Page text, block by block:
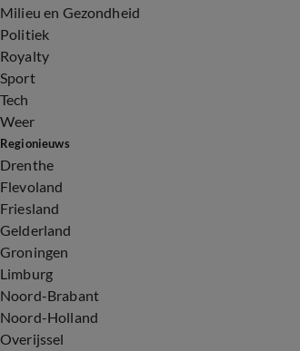
Milieu en Gezondheid
Politiek
Royalty
Sport
Tech
Weer
Regionieuws
Drenthe
Flevoland
Friesland
Gelderland
Groningen
Limburg
Noord-Brabant
Noord-Holland
Overijssel